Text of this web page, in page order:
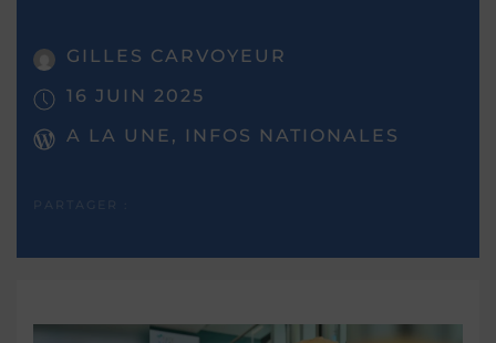
GILLES CARVOYEUR
16 JUIN 2025
A LA UNE, INFOS NATIONALES